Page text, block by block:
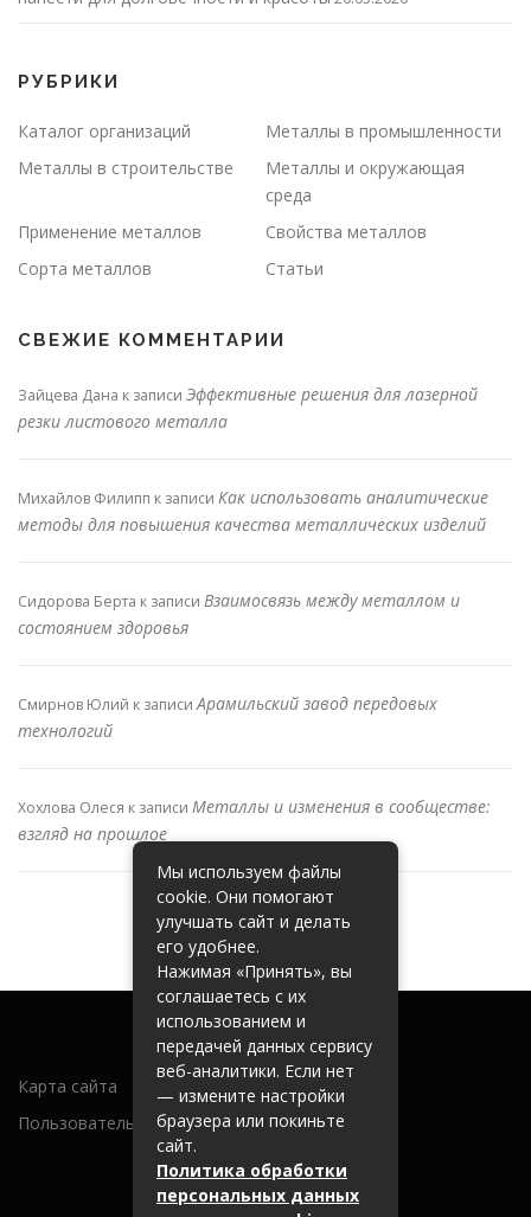
РУБРИКИ
Каталог организаций
Металлы в промышленности
Металлы в строительстве
Металлы и окружающая
среда
Применение металлов
Свойства металлов
Сорта металлов
Статьи
СВЕЖИЕ КОММЕНТАРИИ
Зайцева Дана к записи Эффективные решения для лазерной
резки листового металла
Михайлов Филипп к записи Как использовать аналитические
методы для повышения качества металлических изделий
Сидорова Берта к записи Взаимосвязь между металлом и
состоянием здоровья
Смирнов Юлий к записиАрамильский завод передовых
технологий
Хохлова Олеся к записи Металлы и изменения в сообществе:
взгляд на прошлое
Карта сайта
Пользовательское соглашение
Мы используем файлы
cookie. Они помогают
улучшать сайт и делать
его удобнее.
Нажимая «Принять», вы
соглашаетесь с их
использованием и
передачей данных сервису
веб-аналитики. Если нет
— измените настройки
браузера или покиньте
сайт.
Политика обработки
персональных данных